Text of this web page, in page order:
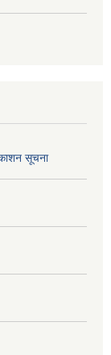
सूचना